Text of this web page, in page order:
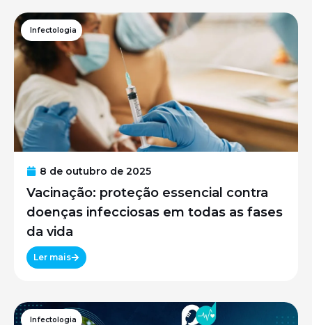
Infectologia
8 de outubro de 2025
Vacinação: proteção essencial contra
doenças infecciosas em todas as fases
da vida
Ler mais
Infectologia